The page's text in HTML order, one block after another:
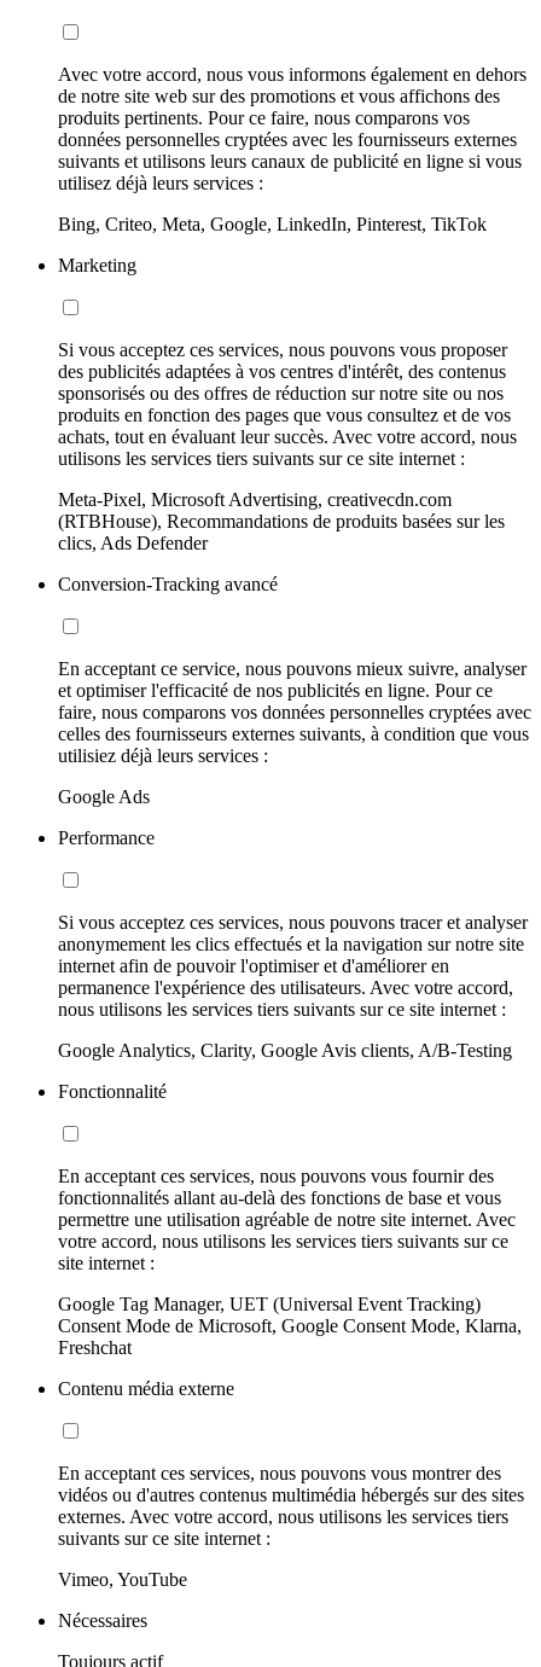
Avec votre accord, nous vous informons également en dehors
de notre site web sur des promotions et vous affichons des
produits pertinents. Pour ce faire, nous comparons vos
données personnelles cryptées avec les fournisseurs externes
suivants et utilisons leurs canaux de publicité en ligne si vous
utilisez déjà leurs services :
Bing, Criteo, Meta, Google, LinkedIn, Pinterest, TikTok
Marketing
Si vous acceptez ces services, nous pouvons vous proposer
des publicités adaptées à vos centres d'intérêt, des contenus
sponsorisés ou des offres de réduction sur notre site ou nos
produits en fonction des pages que vous consultez et de vos
achats, tout en évaluant leur succès. Avec votre accord, nous
utilisons les services tiers suivants sur ce site internet :
Meta-Pixel, Microsoft Advertising, creativecdn.com
(RTBHouse), Recommandations de produits basées sur les
clics, Ads Defender
Conversion-Tracking avancé
En acceptant ce service, nous pouvons mieux suivre, analyser
et optimiser l'efficacité de nos publicités en ligne. Pour ce
faire, nous comparons vos données personnelles cryptées avec
celles des fournisseurs externes suivants, à condition que vous
utilisiez déjà leurs services :
Google Ads
Performance
Si vous acceptez ces services, nous pouvons tracer et analyser
anonymement les clics effectués et la navigation sur notre site
internet afin de pouvoir l'optimiser et d'améliorer en
permanence l'expérience des utilisateurs. Avec votre accord,
nous utilisons les services tiers suivants sur ce site internet :
Google Analytics, Clarity, Google Avis clients, A/B-Testing
Fonctionnalité
En acceptant ces services, nous pouvons vous fournir des
fonctionnalités allant au-delà des fonctions de base et vous
permettre une utilisation agréable de notre site internet. Avec
votre accord, nous utilisons les services tiers suivants sur ce
site internet :
Google Tag Manager, UET (Universal Event Tracking)
Consent Mode de Microsoft, Google Consent Mode, Klarna,
Freshchat
Contenu média externe
En acceptant ces services, nous pouvons vous montrer des
vidéos ou d'autres contenus multimédia hébergés sur des sites
externes. Avec votre accord, nous utilisons les services tiers
suivants sur ce site internet :
Vimeo, YouTube
Nécessaires
Toujours actif